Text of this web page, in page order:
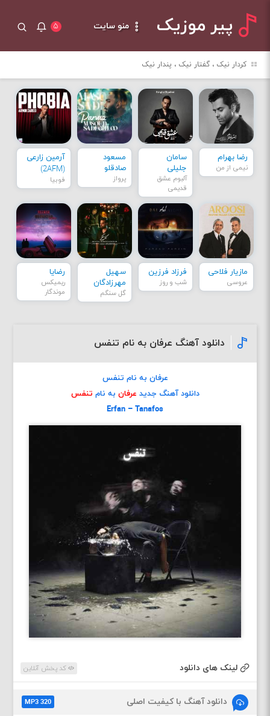
پیر موزیک منو سایت ۵
کردار نیک ، گفتار نیک ، پندار نیک
رضا بهرام
نیمی از من
سامان
جلیلی
آلبوم عشق
قدیمی
مسعود
صادقلو
پرواز
آرمین زارعی
(2AFM)
فوبیا
مازیار فلاحی
عروسی
فرزاد فرزین
شب و روز
سهیل
مهرزادگان
گل سنگم
رضایا
ریمیکس
موندگار
دانلود آهنگ عرفان به نام تنفس
عرفان به نام تنفس
دانلود آهنگ جدید عرفان به نام تنفس
Erfan – Tanafos
لینک های دانلود کد پخش آنلاین
دانلود آهنگ با کیفیت اصلی MP3 320